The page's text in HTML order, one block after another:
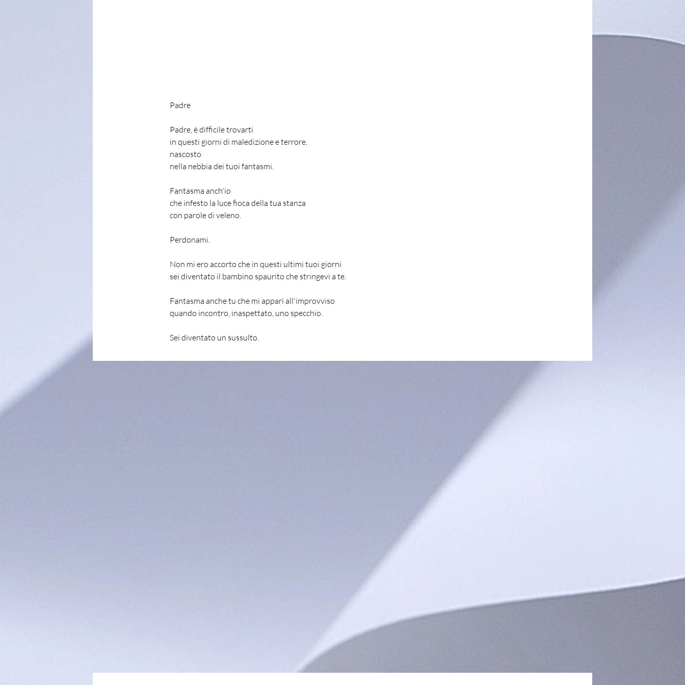
Padre
Padre, è difficile trovarti
in questi giorni di maledizione e terrore,
nascosto
nella nebbia dei tuoi fantasmi.
Fantasma anch'io
che infesto la luce fioca della tua stanza
con parole di veleno.
Perdonami.
Non mi ero accorto che in questi ultimi tuoi giorni
sei diventato il bambino spaurito che stringevi a te.
Fantasma anche tu che mi appari all'improvviso
quando incontro, inaspettato, uno specchio.
Sei diventato un sussulto.